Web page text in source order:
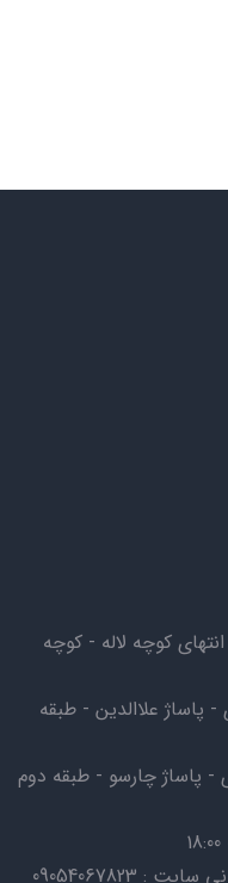
کوچه لاله - کوچه
پاساژ علاالدین - طبقه
- پاساژ چارسو - طبقه دوم